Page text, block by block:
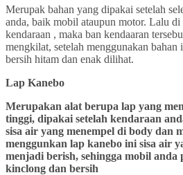
Merupak bahan yang dipakai setelah
anda, baik mobil ataupun motor. Lalu di
kendaraan , maka ban kendaaran
mengkilat, setelah menggunakan
bersih hitam dan enak dilihat.
Lap Kanebo
Merupakan alat berupa lap yang
tinggi, dipakai setelah kendaraan
sisa air yang menempel di body dan
menggunkan lap kanebo ini sisa air
menjadi berish, sehingga mobil anda
kinclong dan bersih